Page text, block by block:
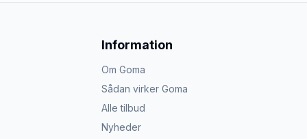
Information
Om Goma
Sådan virker Goma
Alle tilbud
Nyheder